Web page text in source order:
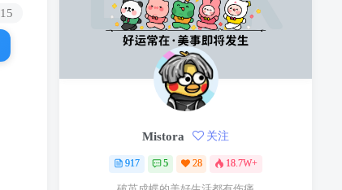
15
Mistora 关注
917 5 28 18.7W+